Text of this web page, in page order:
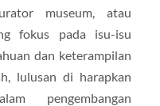
museum, atau
fokus pada isu-isu
dan keterampilan
lulusan di harapkan
pengembangan